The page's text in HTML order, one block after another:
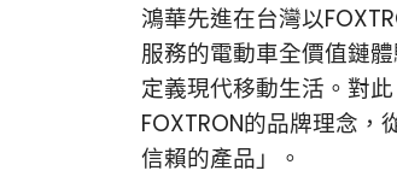
鴻華先進在台灣以
服務的電動車全價值鏈
定義現代移動生活。對
FOXTRON的品牌理念
信賴的產品」。